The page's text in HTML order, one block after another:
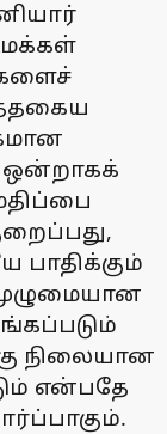
ஒன்றாகக்
நிலையான
என்பதே